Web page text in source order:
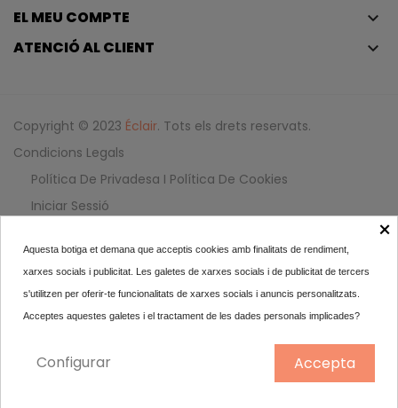
21,99
EL MEU COMPTE keyboard_arrow_down
ATENCIÓ AL CLIENT keyboard_arrow_down
Copyright © 2023 Éclair. Tots els drets reservats.
Condicions Legals
Política De Privadesa I Política De Cookies
Iniciar Sessió
×
Aquesta botiga et demana que acceptis cookies amb finalitats de rendiment,
xarxes socials i publicitat. Les galetes de xarxes socials i de publicitat de tercers
s'utilitzen per oferir-te funcionalitats de xarxes socials i anuncis personalitzats.
Acceptes aquestes galetes i el tractament de les dades personals implicades?
Accepta
Configurar